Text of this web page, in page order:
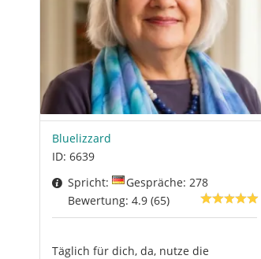
Bluelizzard
ID: 6639
Spricht:
Gespräche: 278
Bewertung: 4.9 (65)
Täglich für dich, da, nutze die